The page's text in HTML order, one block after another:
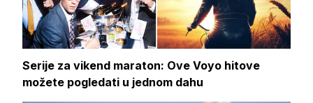
Serije za vikend maraton: Ove Voyo hitove
možete pogledati u jednom dahu